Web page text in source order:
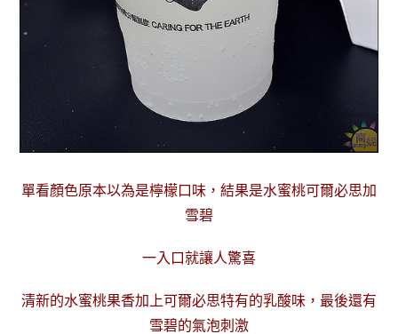
單看顏色原本以為是檸檬口味，結果是水蜜桃可爾必思加
雪碧
一入口就讓人驚喜
清新的水蜜桃果香加上可爾必思特有的乳酸味，最後還有
雪碧的氣泡刺激